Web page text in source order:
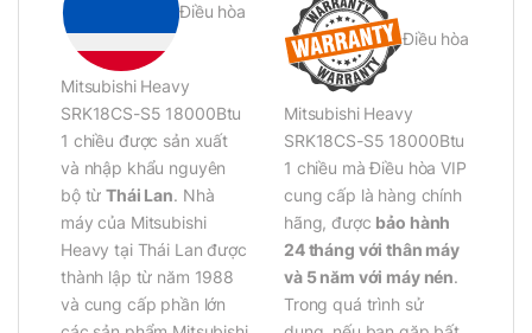
Điều hòa
Mitsubishi Heavy
SRK18CS-S5 18000Btu
1 chiều được sản xuất
và nhập khẩu nguyên
bộ từThái Lan. Nhà
máy của Mitsubishi
Heavy tại Thái Lan được
thành lập từ năm 1988
và cung cấp phần lớn
Điều hòa
Mitsubishi Heavy
SRK18CS-S5 18000Btu
1 chiều mà Điều hòa VIP
cung cấp là hàng chính
hãng, được bảo hành
24 tháng với thân máy
và 5 năm với máy nén.
Trong quá trình sử